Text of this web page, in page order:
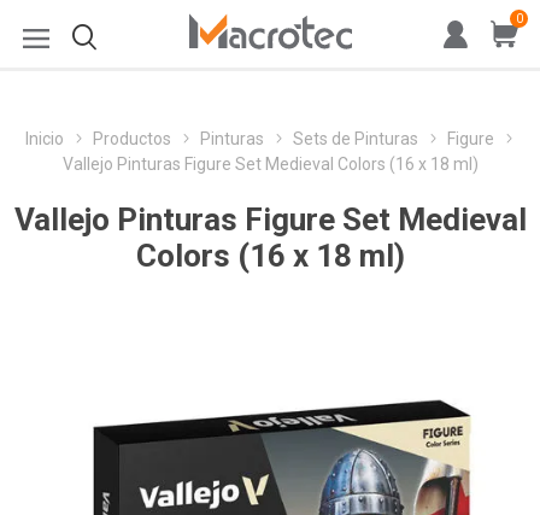
0
Inicio Productos Pinturas Sets de Pinturas
Figure
Vallejo Pinturas Figure Set Medieval Colors (16 x 18 ml)
Vallejo Pinturas Figure Set Medieval
Colors (16 x 18 ml)